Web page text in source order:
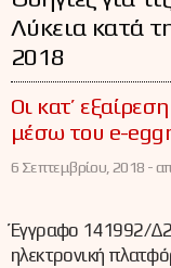
Λύκεια κατά
2018
Οι κατ’
μέσω του e-
6 Σεπτεμβρίου, 2018 -
Έγγραφο 141992/
ηλεκτρονική